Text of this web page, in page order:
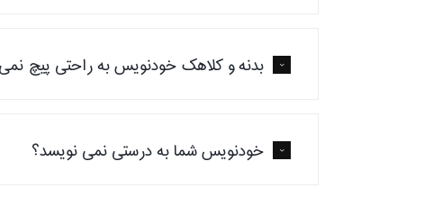
بدنه و کلاهک خودنویس به راحتی پیچ
خودنویس شما به درستی نمی نویسد؟